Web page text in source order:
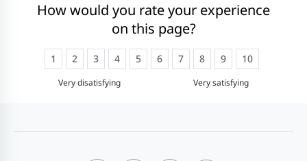
How would you rate your experience
on this page?
Very disatisfying
1 2 3 4 5 6 7 8 9 10
Very satisfying